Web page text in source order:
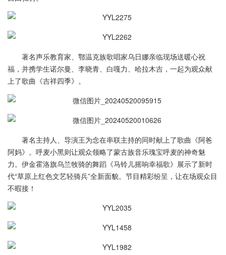
著名声乐教育家、鄂温克族歌唱家乌日娜亲临现场送暖心祝
福，并携学生诺尔曼、李晓青、白嘎力、哈拉木吉，一起为观众献
上了歌曲《吉祥四季》。
著名主持人、导演王为念在串联主持的同时献上了歌曲《阿爸
阿妈》。呼麦小黑则让观众领略了蒙古族音乐瑰宝呼麦的神奇魅
力。伊金霍洛旗乌兰牧骑的舞蹈《马铃儿摇响幸福歌》展示了新时
代“草原上红色文艺轻骑兵”全新面貌。节目精彩纷呈，让在场观众目
不暇接！